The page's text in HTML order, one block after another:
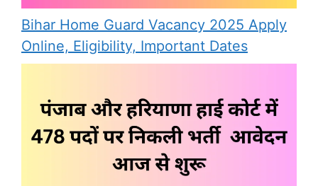
Bihar Home Guard Vacancy 2025 Apply
Online, Eligibility, Important Dates